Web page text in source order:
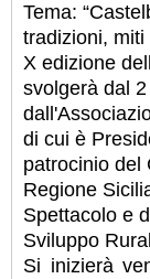
Tema:
tradizioni, miti
X edizione
svolgerà dal
di cui è
patrocinio del
Regione
Spettacolo e
Sviluppo
Si inizierà